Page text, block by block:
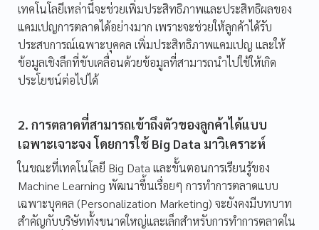
เทคโนโลยีเหล่านี้จะช่วยเพิ่มประสิทธิภาพและประสิทธิผลของ
แคมเปญการตลาดได้อย่างมาก เพราะจะช่วยให้ลูกค้าได้รับ
ประสบการณ์เฉพาะบุคคล เพิ่มประสิทธิภาพแคมเปญ และให้
ข้อมูลเชิงลึกที่ขับเคลื่อนด้วยข้อมูลที่สามารถนำไปใช้ให้เกิด
ประโยชน์ต่อไปได้
2. การตลาดที่สามารถเข้าถึงตัวของลูกค้าได้แบบ
เฉพาะเจาะจง โดยการใช้ Big Data มาวิเคราะห์
ในขณะที่เทคโนโลยี Big Data และขั้นตอนการเรียนรู้ของ
Machine Learning พัฒนาขึ้นเรื่อยๆ การทำการตลาดแบบ
เฉพาะบุคคล (Personalization Marketing) จะยังคงมีบทบาท
สำคัญกับบริษัททั้งขนาดใหญ่และเล็กสำหรับการทำการตลาดใน